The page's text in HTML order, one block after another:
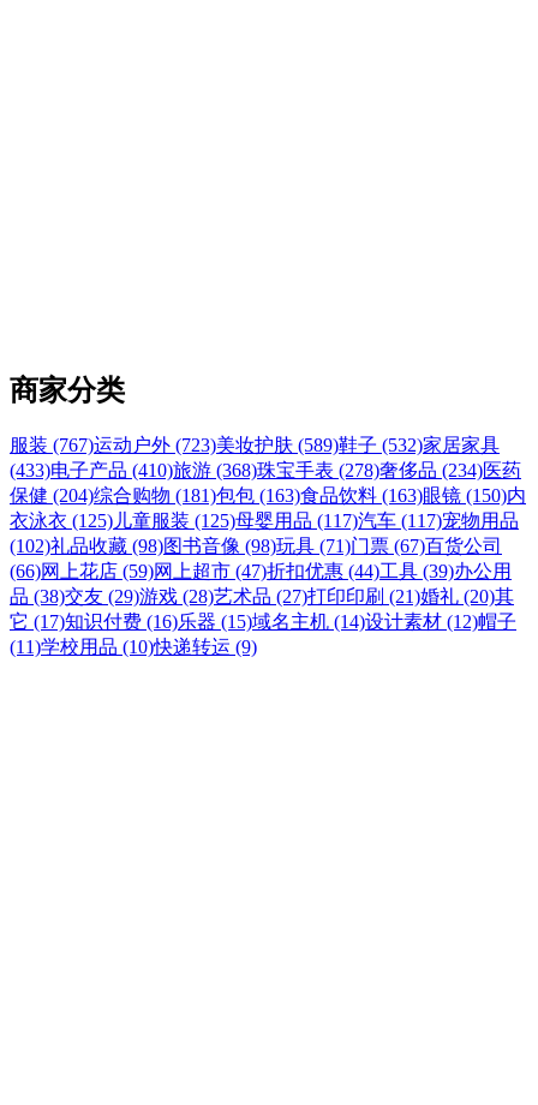
商家分类
服装 (767)运动户外 (723)美妆护肤 (589)鞋子 (532)家居家具
(433)电子产品 (410)旅游 (368)珠宝手表 (278)奢侈品 (234)医药
保健 (204)综合购物 (181)包包 (163)食品饮料 (163)眼镜 (150)内
衣泳衣 (125) 儿童服装 (125)母婴用品 (117)汽车 (117)宠物用品
(102)礼品收藏 (98)图书音像 (98)玩具 (71)门票 (67)百货公司
(66)网上花店 (59)网上超市 (47)折扣优惠 (44)工具 (39)办公用
品 (38)交友 (29)游戏 (28)艺术品 (27)打印印刷 (21)婚礼 (20)其
它 (17)知识付费 (16)乐器 (15)域名主机 (14)设计素材 (12)帽子
(11)学校用品 (10)快递转运 (9)